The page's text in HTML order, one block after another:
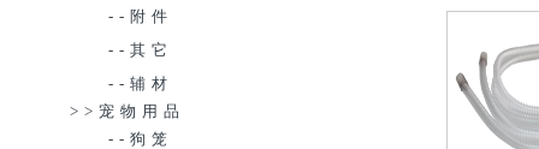
--附件
--其它
--辅材
>>宠物用品
--狗笼